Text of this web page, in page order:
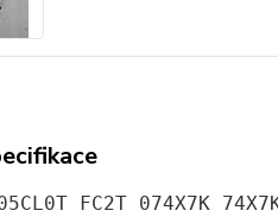
FC2T 074X7K